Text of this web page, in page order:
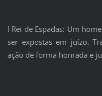
l Rei de Espadas: Um
ser expostas em juízo.
ação de forma honrada e